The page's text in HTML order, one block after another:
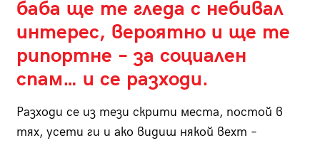
баба ще те гледа с небивал
интерес, вероятно и ще те
рипортне – за социален
спам… и се разходи.
Разходи се из тези скрити места, постой в
тях, усети ги и ако видиш някой вехт –